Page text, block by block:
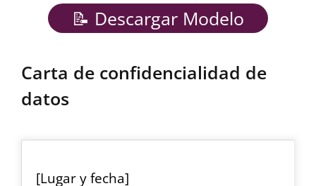
📝 Descargar Modelo
Carta de confidencialidad de
datos
[Lugar y fecha]